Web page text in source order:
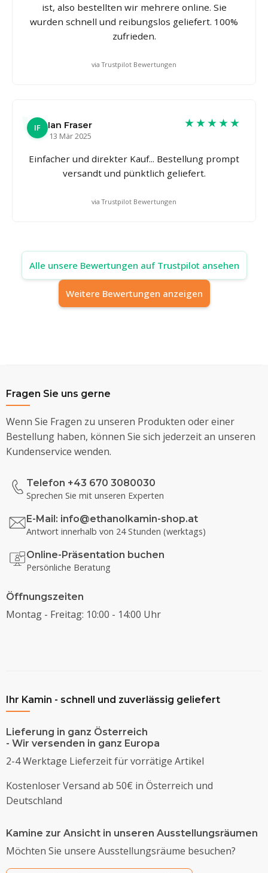
ist, also bestellten wir mehrere online. Sie
wurden schnell und reibungslos geliefert. 100%
zufrieden.
via Trustpilot Bewertungen
IF
Ian Fraser
13 Mär 2025
★★★★★
Einfacher und direkter Kauf... Bestellung prompt
versandt und pünktlich geliefert.
via Trustpilot Bewertungen
Alle unsere Bewertungen auf Trustpilot ansehen
Weitere Bewertungen anzeigen
Fragen Sie uns gerne
Wenn Sie Fragen zu unseren Produkten oder einer
Bestellung haben, können Sie sich jederzeit an unseren
Kundenservice wenden.
Telefon +43 670 3080030
Sprechen Sie mit unseren Experten
E-Mail: info@ethanolkamin-shop.at
Antwort innerhalb von 24 Stunden (werktags)
Online-Präsentation buchen
Persönliche Beratung
Öffnungszeiten
Montag - Freitag: 10:00 - 14:00 Uhr
Ihr Kamin - schnell und zuverlässig geliefert
Lieferung in ganz Österreich
- Wir versenden in ganz Europa
2-4 Werktage Lieferzeit für vorrätige Artikel
Kostenloser Versand ab 50€ in Österreich und
Deutschland
Kamine zur Ansicht in unseren Ausstellungsräumen
Möchten Sie unsere Ausstellungsräume besuchen?